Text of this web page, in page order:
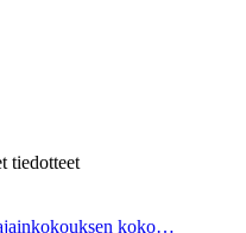
tiedotteet
koko…